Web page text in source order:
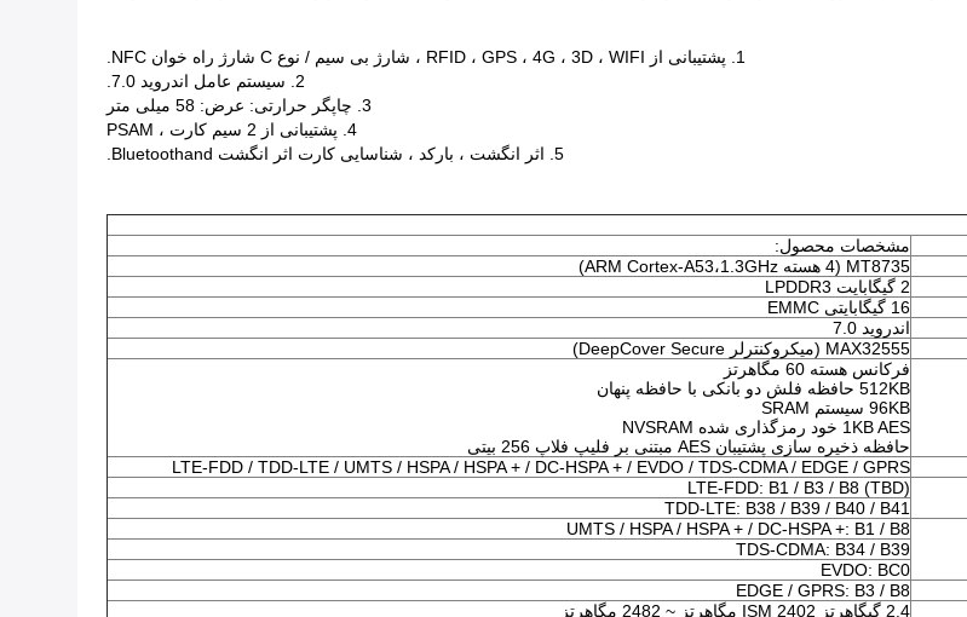
1. پشتیبانی از RFID ، GPS ، 4G ، 3D ، WIFI ، شارژ بی سیم / نوع C شارژ راه خوان NFC.
2. سیستم عامل اندروید 7.0.
3. چاپگر حرارتی: عرض: 58 میلی متر
4. پشتیبانی از 2 سیم کارت ، PSAM
5. اثر انگشت ، بارکد ، شناسایی کارت اثر انگشت Bluetoothand.
مشخصات محصول:
MT8735 (4 هسته ARM Cortex-A53،1.3GHz)
2 گیگابایت LPDDR3
16 گیگابایتی EMMC
اندروید 7.0
MAX32555 (میکروکنترلر DeepCover Secure)
فرکانس هسته 60 مگاهرتز
512KB حافظه فلش دو بانکی با حافظه پنهان
96KB سیستم SRAM
1KB AES خود رمزگذاری شده NVSRAM
حافظه ذخیره سازی پشتیبان AES مبتنی بر فلیپ فلاپ 256 بیتی
LTE-FDD / TDD-LTE / UMTS / HSPA / HSPA + / DC-HSPA + / EVDO / TDS-CDMA / EDGE / GPRS
LTE-FDD: B1 / B3 / B8 (TBD)
TDD-LTE: B38 / B39 / B40 / B41
UMTS / HSPA / HSPA + / DC-HSPA +: B1 / B8
TDS-CDMA: B34 / B39
EVDO: BC0
EDGE / GPRS: B3 / B8
2.4 گیگاهرتز ISM 2402 مگاهرتز ~ 2482 مگاهرتز